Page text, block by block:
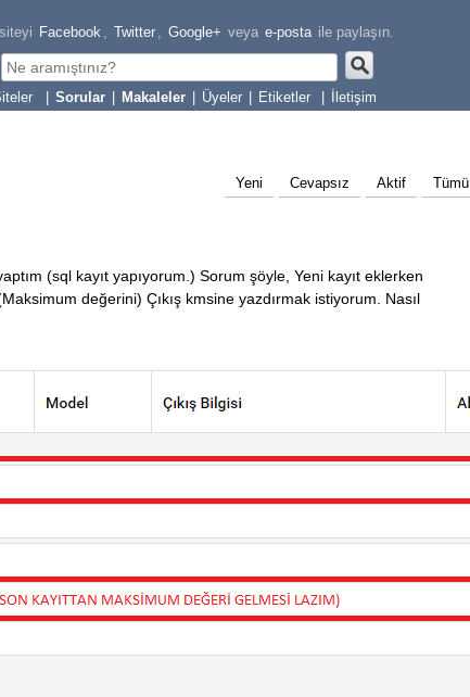
Facebook , Twitter , Google+ veya e-posta ile paylaşın.
Sorular Makaleler Üyeler Etiketler İletişim
Yeni Cevapsız Aktif Tümü
(sql kayıt yapıyorum.) Sorum şöyle, Yeni kayıt eklerken
değerini) Çıkış kmsine yazdırmak istiyorum. Nasıl